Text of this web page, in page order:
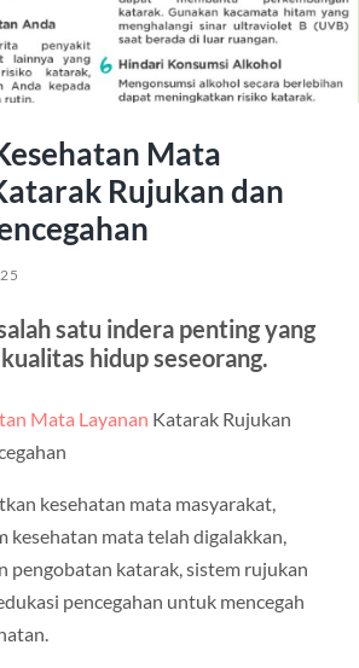
Mata
Rujukan dan
satu indera penting yang
hidup seseorang.
Mata Layanan Katarak Rujukan
kesehatan mata masyarakat,
kesehatan mata telah digalakkan,
pengobatan katarak, sistem rujukan
pencegahan untuk mencegah